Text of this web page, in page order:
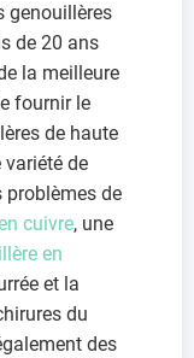
genouillères
de 20 ans
la meilleure
fournir le
de haute
de
problèmes de
cuivre, une
en
et la
du
des